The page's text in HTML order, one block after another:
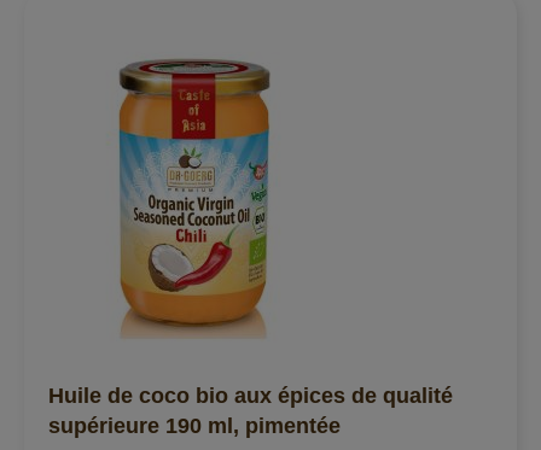
Huile de coco bio aux épices de qualité
supérieure 190 ml, pimentée